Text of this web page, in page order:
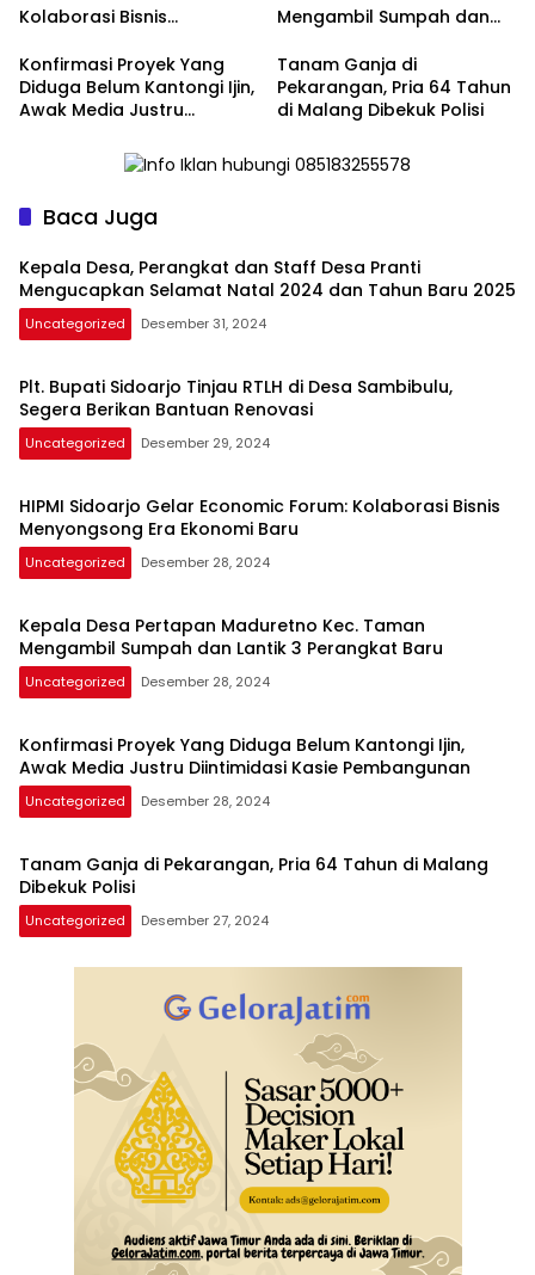
Kolaborasi Bisnis
Baru
Mengambil Sumpah dan
Konfirmasi Proyek Yang
Diduga Belum Kantongi Ijin,
Awak Media Justru
Pembangunan
Tanam Ganja di
Pekarangan, Pria 64 Tahun
di Malang Dibekuk Polisi
Baca Juga
Kepala Desa, Perangkat dan Staff Desa Pranti
Mengucapkan Selamat Natal 2024 dan Tahun Baru 2025
Uncategorized Desember 31, 2024
Plt. Bupati Sidoarjo Tinjau RTLH di Desa Sambibulu,
Segera Berikan Bantuan Renovasi
Uncategorized Desember 29, 2024
HIPMI Sidoarjo Gelar Economic Forum: Kolaborasi Bisnis
Menyongsong Era Ekonomi Baru
Uncategorized Desember 28, 2024
Kepala Desa Pertapan Maduretno Kec. Taman
Mengambil Sumpah dan Lantik 3 Perangkat Baru
Uncategorized Desember 28, 2024
Konfirmasi Proyek Yang Diduga Belum Kantongi Ijin,
Awak Media Justru Diintimidasi Kasie Pembangunan
Uncategorized Desember 28, 2024
Tanam Ganja di Pekarangan, Pria 64 Tahun di Malang
Dibekuk Polisi
Uncategorized Desember 27, 2024